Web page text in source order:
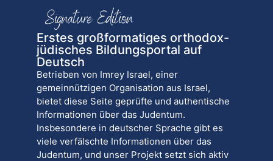
Erstes großformatiges orthodox-
jüdisches Bildungsportal auf
Deutsch
Betrieben von Imrey Israel, einer
gemeinnützigen Organisation aus Israel,
bietet diese Seite geprüfte und authentische
Informationen über das Judentum.
Insbesondere in deutscher Sprache gibt es
viele verfälschte Informationen über das
Judentum, und unser Projekt setzt sich aktiv